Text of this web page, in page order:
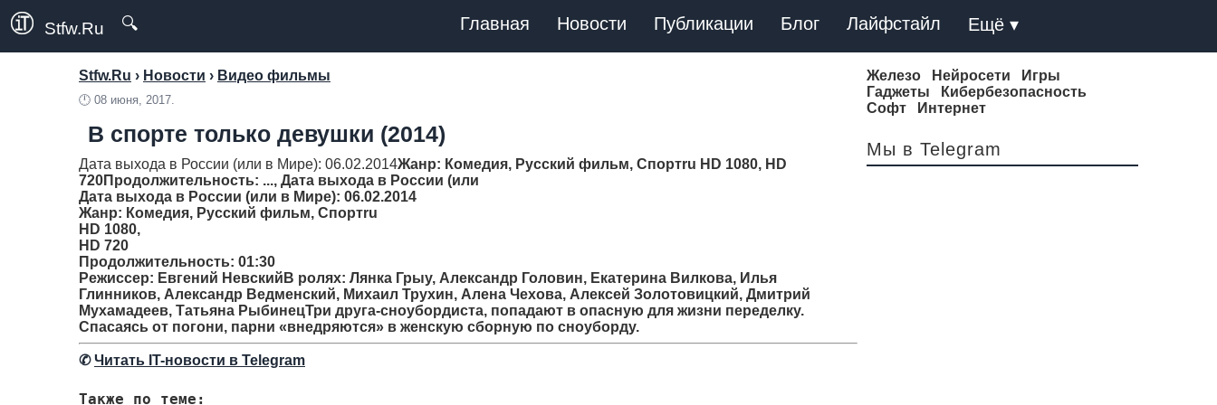
Stfw.Ru 🔍 Главная Новости Публикации Блог Лайфстайл Ещё ▾
Stfw.Ru › Новости › Видео фильмы
🕛 08 июня, 2017.
В спорте только девушки (2014)
Дата выхода в России (или в Мире): 06.02.2014Жанр: Комедия, Русский фильм, Спортru HD 1080, HD
720Продолжительность: ..., Дата выхода в России (или
Дата выхода в России (или в Мире): 06.02.2014
Жанр: Комедия, Русский фильм, Спортru
HD 1080,
HD 720
Продолжительность: 01:30
Режиссер: Евгений НевскийВ ролях: Лянка Грыу, Александр Головин, Екатерина Вилкова, Илья
Глинников, Александр Ведменский, Михаил Трухин, Алена Чехова, Алексей Золотовицкий, Дмитрий
Мухамадеев, Татьяна РыбинецТри друга-сноубордиста, попадают в опасную для жизни переделку.
Спасаясь от погони, парни «внедряются» в женскую сборную по сноуборду.
✆Читать IT-новости в Telegram
Также по теме:
Железо Нейросети
Игры
Гаджеты
Кибербезопасность
Софт
Интернет
Мы в Telegram